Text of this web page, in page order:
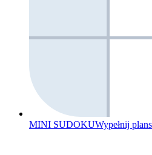
MINI SUDOKUWypełnij